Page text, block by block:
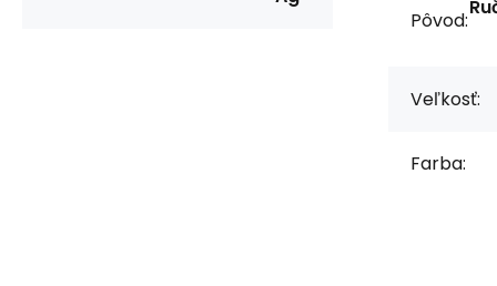
Pôvod:
Veľkosť:
Farba: